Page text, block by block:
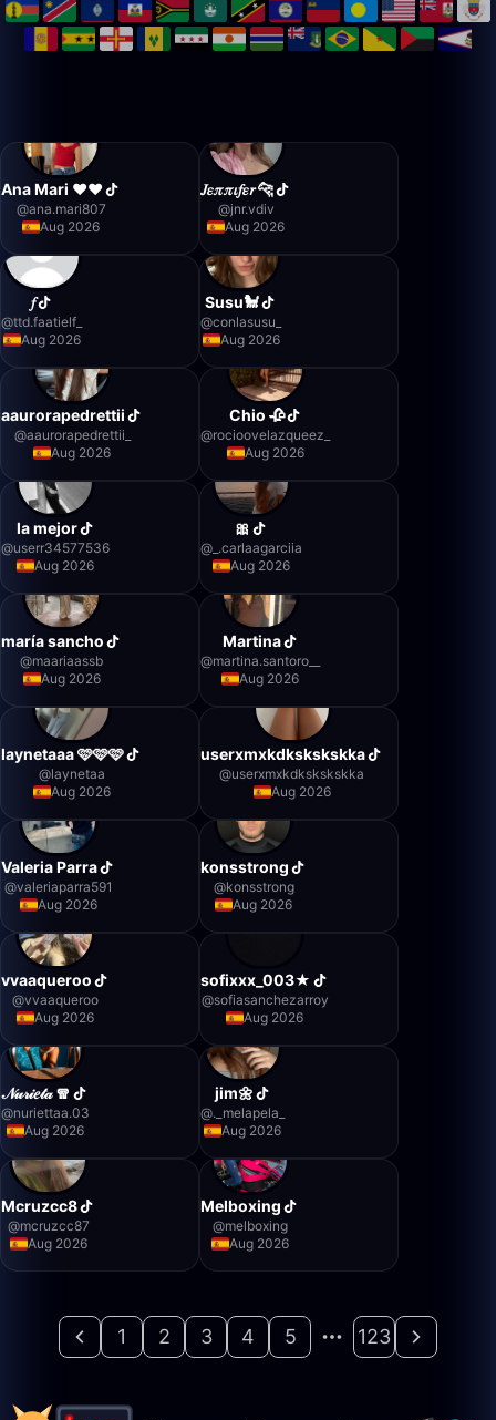
Ana Mari ❤️❤️
@ana.mari807
Aug 2026
𝐽𝜀𝜋𝜋𝜄𝑓𝜀𝑟 🐆
@jnr.vdiv
Aug 2026
𝑓
@ttd.faatielf_
Aug 2026
Susu🐩
@conlasusu_
Aug 2026
aaurorapedrettii
@aaurorapedrettii_
Aug 2026
Chio 🥀
@rocioovelazqueez_
Aug 2026
la mejor
@userr34577536
Aug 2026
🎀
@ _.carlaagarciia
Aug 2026
maría sancho
@maariaassb
Aug 2026
Martina
@martina.santoro__
Aug 2026
laynetaaa 🩷🩷🩷
@laynetaa
Aug 2026
userxmxkdkskskskka
@userxmxkdkskskskka
Aug 2026
Valeria Parra
@valeriaparra591
Aug 2026
konsstrong
@konsstrong
Aug 2026
vvaaqueroo
@vvaaqueroo
Aug 2026
sofixxx_003★
@sofiasanchezarroy
Aug 2026
𝒩𝓊𝓇𝒾𝑒𝓉𝒶 🧣
@nuriettaa.03
Aug 2026
jim🌼
@._melapela_
Aug 2026
Mcruzcc8
@mcruzcc87
Aug 2026
Melboxing
@melboxing
Aug 2026
1 2 3 4 5 123